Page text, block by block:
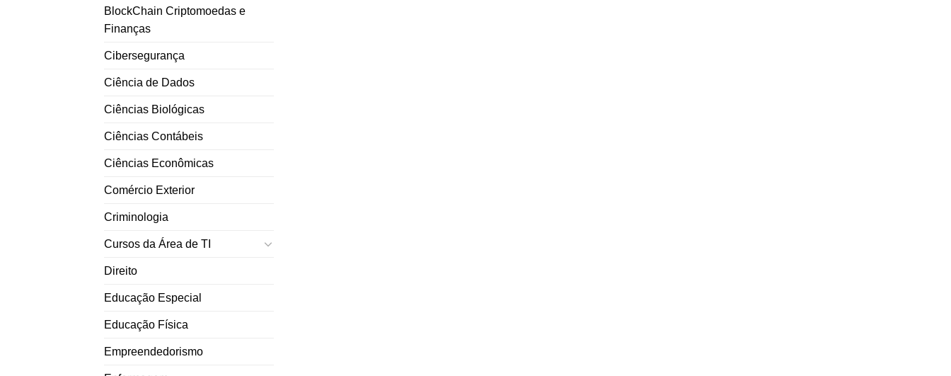
BlockChain Criptomoedas e
Finanças
Cibersegurança
Ciência de Dados
Ciências Biológicas
Ciências Contábeis
Ciências Econômicas
Comércio Exterior
Criminologia
Cursos da Área de TI
Direito
Educação Especial
Educação Física
Empreendedorismo